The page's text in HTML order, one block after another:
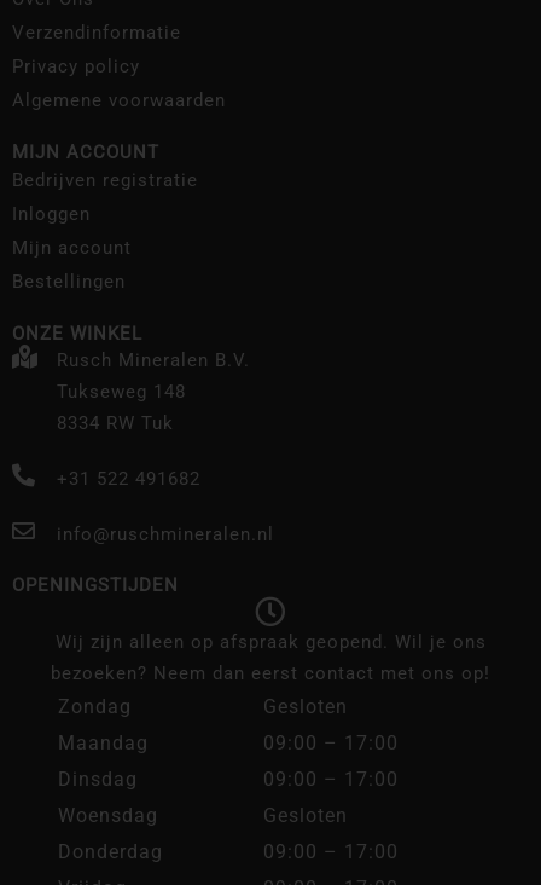
Verzendinformatie
Privacy policy
Algemene voorwaarden
MIJN ACCOUNT
Bedrijven registratie
Inloggen
Mijn account
Bestellingen
ONZE WINKEL
Rusch Mineralen B.V.
Tukseweg 148
8334 RW Tuk
+31 522 491682
info@ruschmineralen.nl
OPENINGSTIJDEN
Wij zijn alleen op afspraak geopend. Wil je ons
bezoeken? Neem dan eerst contact met ons op!
Zondag
Gesloten
Maandag
09:00 – 17:00
Dinsdag
09:00 – 17:00
Woensdag
Gesloten
Donderdag
09:00 – 17:00